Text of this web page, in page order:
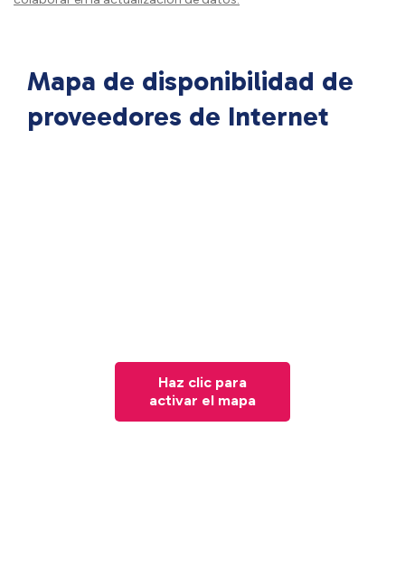
Mapa de disponibilidad de
proveedores de Internet
Haz clic para
activar el mapa